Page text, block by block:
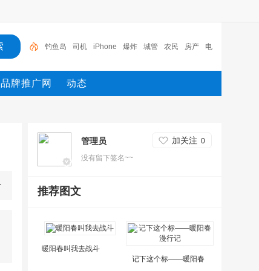
钓鱼岛 司机 iPhone 爆炸 城管 农民 房产 电
反腐 新闻
品牌推广网 动态
管理员 加关注 0
没有留下签名~~
推荐图文
暖阳春叫我去战斗
记下这个标——暖阳春